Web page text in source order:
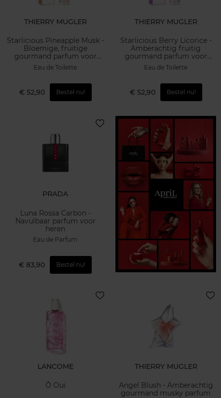
THIERRY MUGLER
Starlicious Pineapple Musk -
Bloemige, fruitige
gourmand parfum voor
dames
Eau de Toilette
€ 52,90 Bestel nu!
THIERRY MUGLER
Starlicious Berry Licorice -
Amberachtig fruitig
gourmand parfum voor
dames
Eau de Toilette
€ 52,90 Bestel nu!
PRADA
Luna Rossa Carbon -
Navulbaar parfum voor
heren
Eau de Parfum
€ 83,90 Bestel nu!
LANCOME
Ô Oui
THIERRY MUGLER
Angel Blush - Amberachtig
gourmand musky parfum